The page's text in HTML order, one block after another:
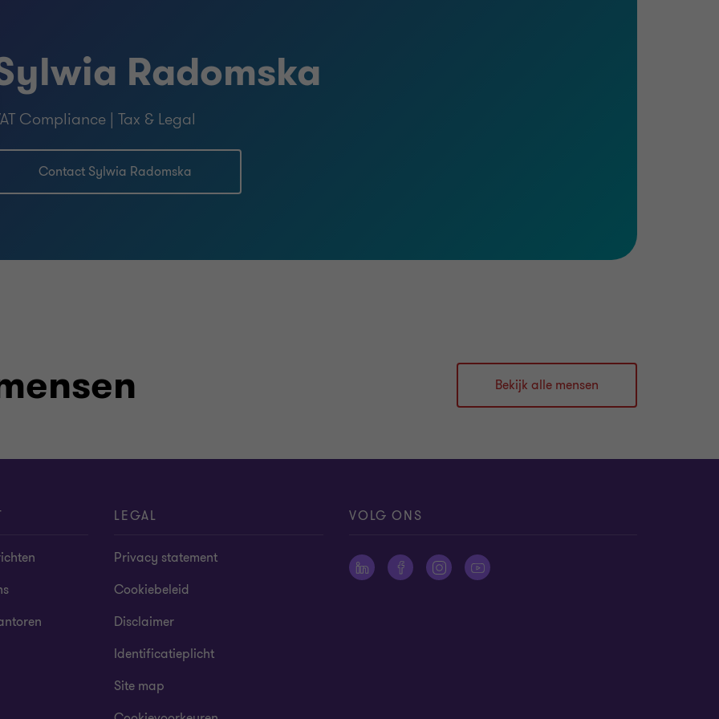
Radomska
Compliance | Tax & Legal
Contact Sylwia Radomska
Bekijk alle mensen
LEGAL
Privacy statement
Cookiebeleid
Disclaimer
Identificatieplicht
Site map
VOLG ONS